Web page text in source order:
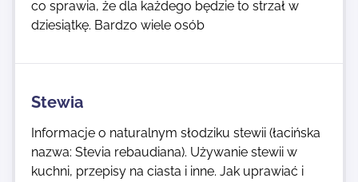
co sprawia, że dla każdego będzie to strzał w
dziesiątkę. Bardzo wiele osób
Stewia
Informacje o naturalnym słodziku stewii (łacińska
nazwa: Stevia rebaudiana). Używanie stewii w
kuchni, przepisy na ciasta i inne. Jak uprawiać i